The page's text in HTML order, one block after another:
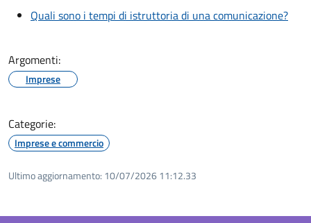
Quali sono i tempi di istruttoria di una comunicazione?
Argomenti:
Imprese
Categorie:
Imprese e commercio
Ultimo aggiornamento: 10/07/2026 11:12.33